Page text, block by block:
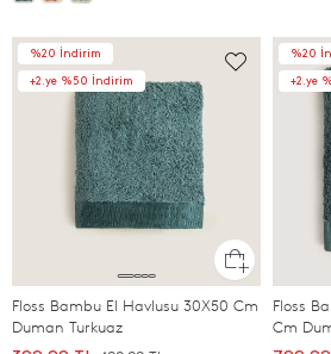
%20 İndirim
+2.ye %50 İndirim
Floss Bambu El Havlusu 30X50 Cm
Duman Turkuaz
%20
+2.ye
Floss
Cm